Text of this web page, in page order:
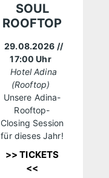
SOUL
ROOFTOP
29.08.2026 //
17:00 Uhr
Hotel Adina
(Rooftop)
Unsere Adina-
Rooftop-
Closing Session
für dieses Jahr!
>> TICKETS
<<